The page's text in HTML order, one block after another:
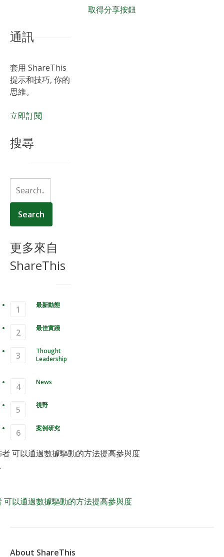
取得分享按鈕
通訊
套用 ShareThis
提示和技巧, 你的
思維。
立即訂閱
搜尋
更多來自
ShareThis
最新動態
最佳實踐
Thought
Leadership
News
視野
案例研究
可以通過數據驅動的方法提高參與度
About ShareThis